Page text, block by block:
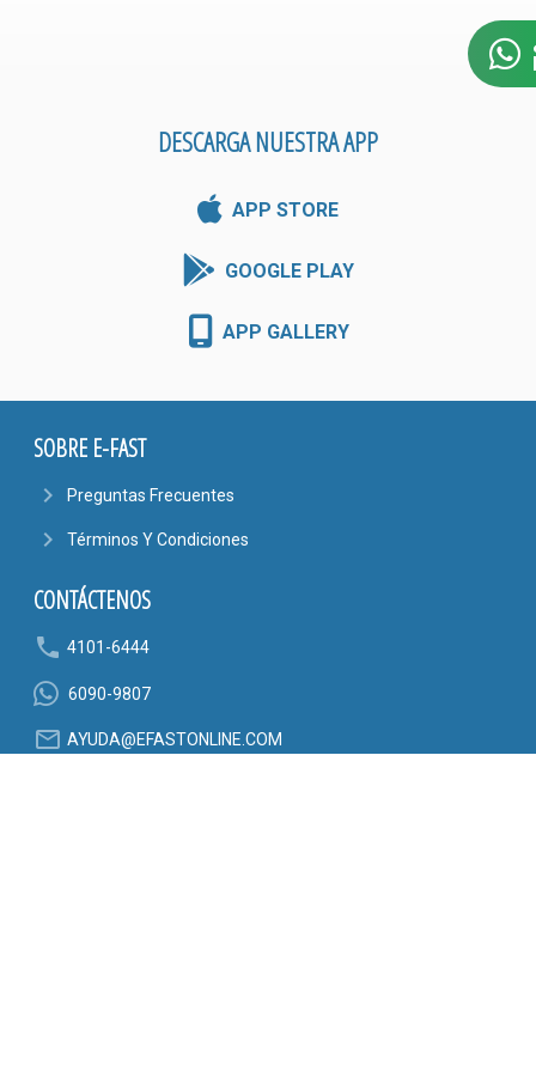
DESCARGA NUESTRA APP
APP STORE
GOOGLE PLAY
APP GALLERY
SOBRE E-FAST
navigate_next Preguntas Frecuentes
navigate_next Términos Y Condiciones
CONTÁCTENOS
phone 4101-6444
6090-9807
mail_outline AYUDA@EFASTONLINE.COM